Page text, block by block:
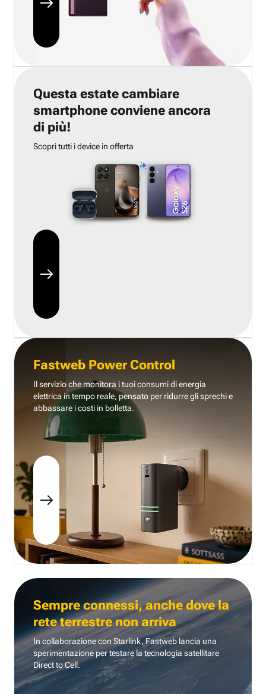
Questa estate cambiare
smartphone conviene ancora
di più!
Scopri tutti i device in offerta
Fastweb Power Control
Il servizio che monitora i tuoi consumi di energia
elettrica in tempo reale, pensato per ridurre gli sprechi e
abbassare i costi in bolletta.
Sempre connessi, anche dove la
rete terrestre non arriva
In collaborazione con Starlink, Fastweb lancia una
sperimentazione per testare la tecnologia satellitare
Direct to Cell.